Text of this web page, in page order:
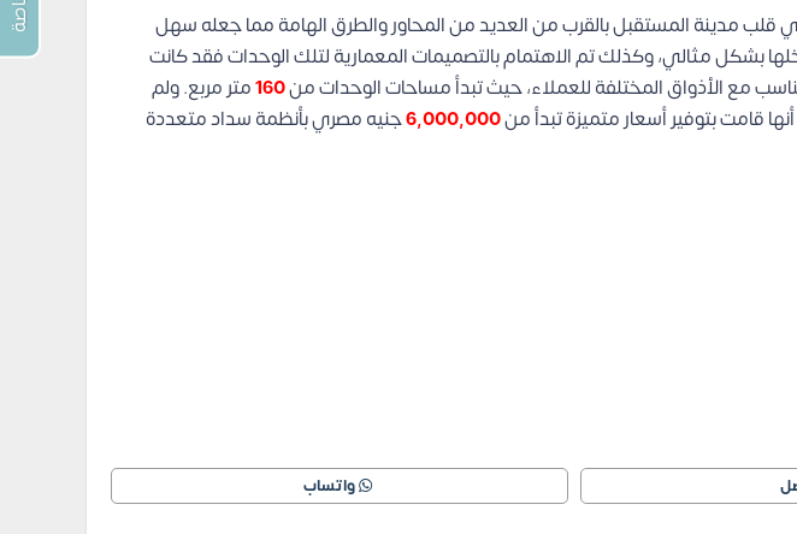
قلب مدينة المستقبل بالقرب من العديد من المحاور والطرق الهامة مما جعله سهل
بشكل مثالي، وكذلك تم الاهتمام بالتصميمات المعمارية لتلك الوحدات فقد كانت
مع الأذواق المختلفة للعملاء، حيث تبدأ مساحات الوحدات من160متر مربع.ولم
قامت بتوفير أسعار متميزة تبدأ من6,000,000جنيه مصري بأنظمة سداد متعددة
واتساب